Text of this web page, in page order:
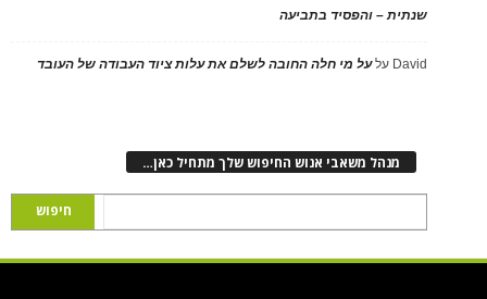
שנתית – והפסיד בתביעה
David עלעל מי חלה החובה לשלם את עלות ציוד העבודה של העובד
מנהל משאבי אנוש החיפוש שלך מתחיל כאן…